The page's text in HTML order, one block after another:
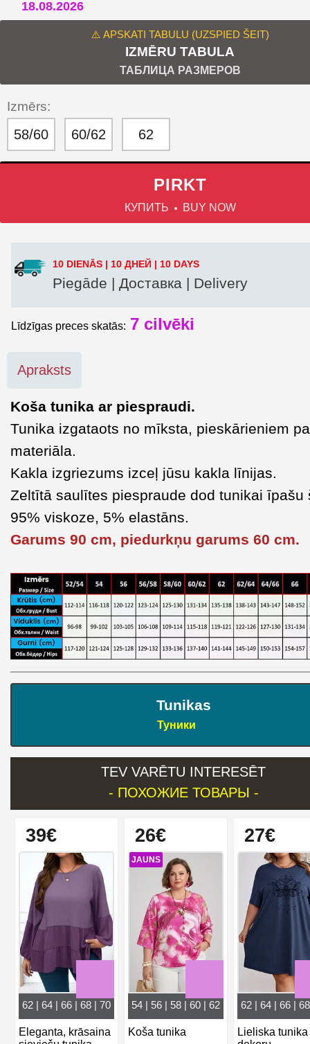
18.08.2026
⚠️ APSKATI TABULU (UZSPIED ŠEIT)
IZMĒRU TABULA
ТАБЛИЦА РАЗМЕРОВ
Izmērs:
58/60 60/62 62
PIRKT
КУПИТЬ BUY NOW
10 DIENĀS | 10 ДНЕЙ | 10 DAYS
Piegāde | Доставка | Delivery
Līdzīgas preces skatās: 7 cilvēki
Apraksts
Koša tunika ar piespraudi.
Tunika izgataots no mīksta, pieskārieniem
materiāla.
Kakla izgriezums izceļ jūsu kakla līnijas.
Zeltītā saulītes piespraude dod tunikai īpašu
95% viskoze, 5% elastāns.
Garums 90 cm, piedurkņu garums 60 cm.
Tunikas
Туники
TEV VARĒTU INTERESĒT
- ПОХОЖИЕ ТОВАРЫ -
39€
62 | 64 | 66 | 68 | 70
Eleganta, krāsaina
26€
JAUNS
54 | 56 | 58 | 60 | 62
Koša tunika
27€
62 | 64 | 66 |
Lieliska tunika